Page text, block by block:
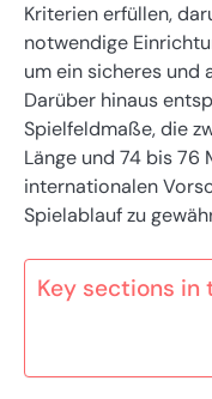
Kriterien erfüllen,
notwendige
um ein sicheres und
Darüber hinaus
Spielfeldmaße, die
Länge und 74 bis 76
internationalen
Spielablauf zu
Key sections in